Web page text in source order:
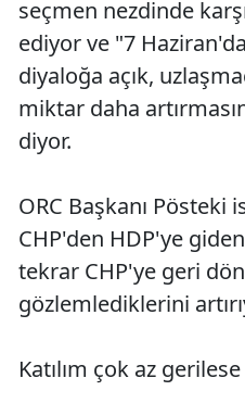
seçmen nezdinde
ediyor ve "7
diyaloğa açık,
miktar daha
diyor.
ORC Başkanı Pösteki
CHP'den HDP'ye
tekrar CHP'ye geri
gözlemlediklerini
Katılım çok az